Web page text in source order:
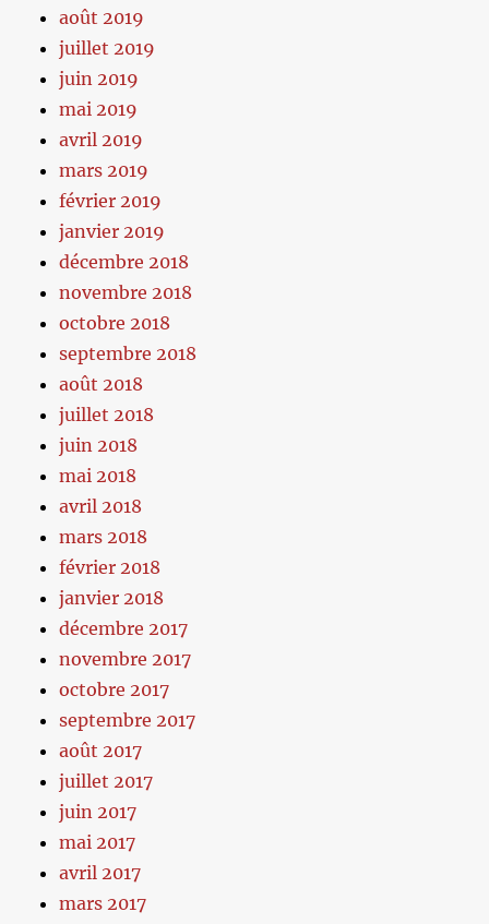
août 2019
juillet 2019
juin 2019
mai 2019
avril 2019
mars 2019
février 2019
janvier 2019
décembre 2018
novembre 2018
octobre 2018
septembre 2018
août 2018
juillet 2018
juin 2018
mai 2018
avril 2018
mars 2018
février 2018
janvier 2018
décembre 2017
novembre 2017
octobre 2017
septembre 2017
août 2017
juillet 2017
juin 2017
mai 2017
avril 2017
mars 2017